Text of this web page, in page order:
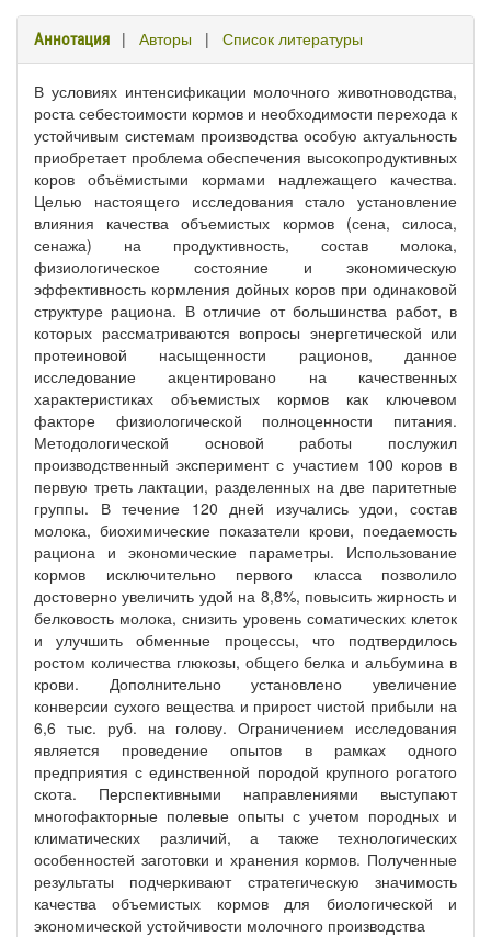
Аннотация | Авторы | Список литературы
В условиях интенсификации молочного животноводства,
роста себестоимости кормов и необходимости перехода к
устойчивым системам производства особую актуальность
приобретает проблема обеспечения высокопродуктивных
коров объёмистыми кормами надлежащего качества.
Целью настоящего исследования стало установление
влияния качества объемистых кормов (сена, силоса,
сенажа) на продуктивность, состав молока,
физиологическое состояние и экономическую
эффективность кормления дойных коров при одинаковой
структуре рациона. В отличие от большинства работ, в
которых рассматриваются вопросы энергетической или
протеиновой насыщенности рационов, данное
исследование акцентировано на качественных
характеристиках объемистых кормов как ключевом
факторе физиологической полноценности питания.
Методологической основой работы послужил
производственный эксперимент с участием 100 коров в
первую треть лактации, разделенных на две паритетные
группы. В течение 120 дней изучались удои, состав
молока, биохимические показатели крови, поедаемость
рациона и экономические параметры. Использование
кормов исключительно первого класса позволило
достоверно увеличить удой на 8,8%, повысить жирность и
белковость молока, снизить уровень соматических клеток
и улучшить обменные процессы, что подтвердилось
ростом количества глюкозы, общего белка и альбумина в
крови. Дополнительно установлено увеличение
конверсии сухого вещества и прирост чистой прибыли на
6,6 тыс. руб. на голову. Ограничением исследования
является проведение опытов в рамках одного
предприятия с единственной породой крупного рогатого
скота. Перспективными направлениями выступают
многофакторные полевые опыты с учетом породных и
климатических различий, а также технологических
особенностей заготовки и хранения кормов. Полученные
результаты подчеркивают стратегическую значимость
качества объемистых кормов для биологической и
экономической устойчивости молочного производства